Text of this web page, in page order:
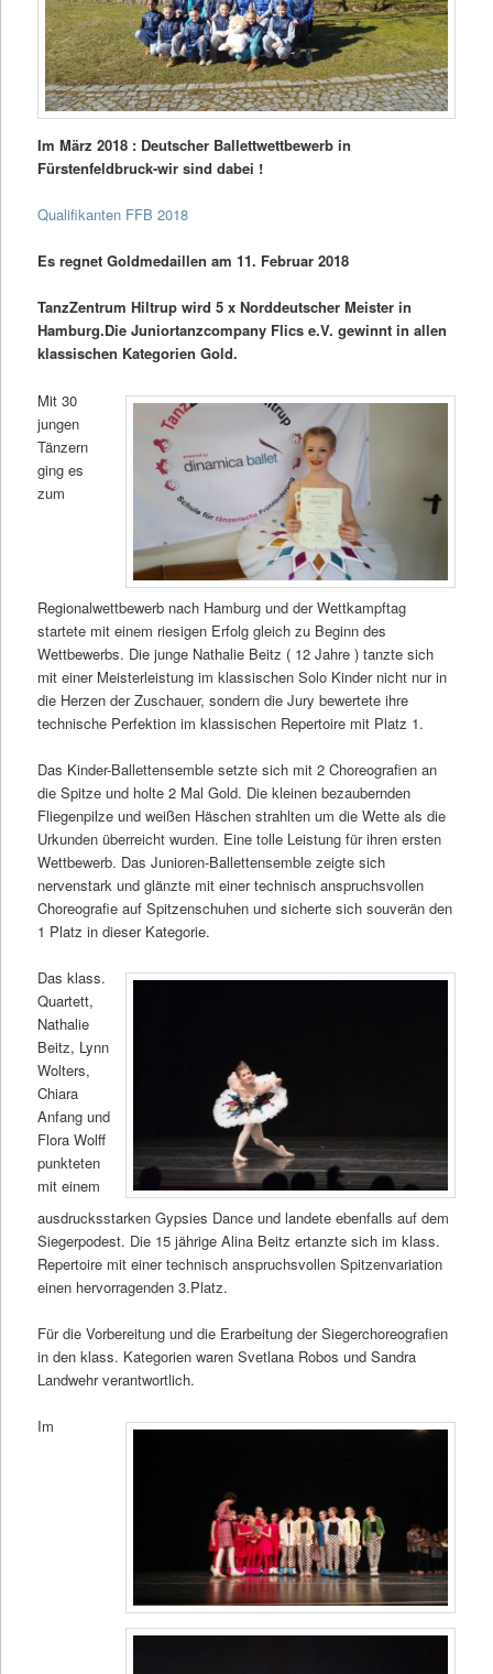
Im März 2018 : Deutscher Ballettwettbewerb in
Fürstenfeldbruck-wir sind dabei !
Qualifikanten FFB 2018
Es regnet Goldmedaillen am 11. Februar 2018
TanzZentrum Hiltrup wird 5 x Norddeutscher Meister in
Hamburg.Die Juniortanzcompany Flics e.V. gewinnt in allen
klassischen Kategorien Gold.
Mit 30
jungen
Tänzern
ging es
zum
Regionalwettbewerb nach Hamburg und der Wettkampftag
startete mit einem riesigen Erfolg gleich zu Beginn des
Wettbewerbs. Die junge Nathalie Beitz ( 12 Jahre ) tanzte sich
mit einer Meisterleistung im klassischen Solo Kinder nicht nur in
die Herzen der Zuschauer, sondern die Jury bewertete ihre
technische Perfektion im klassischen Repertoire mit Platz 1.
Das Kinder-Ballettensemble setzte sich mit 2 Choreografien an
die Spitze und holte 2 Mal Gold. Die kleinen bezaubernden
Fliegenpilze und weißen Häschen strahlten um die Wette als die
Urkunden überreicht wurden. Eine tolle Leistung für ihren ersten
Wettbewerb. Das Junioren-Ballettensemble zeigte sich
nervenstark und glänzte mit einer technisch anspruchsvollen
Choreografie auf Spitzenschuhen und sicherte sich souverän den
1 Platz in dieser Kategorie.
Das klass.
Quartett,
Nathalie
Beitz, Lynn
Wolters,
Chiara
Anfang und
Flora Wolff
punkteten
mit einem
ausdrucksstarken Gypsies Dance und landete ebenfalls auf dem
Siegerpodest. Die 15 jährige Alina Beitz ertanzte sich im klass.
Repertoire mit einer technisch anspruchsvollen Spitzenvariation
einen hervorragenden 3.Platz.
Für die Vorbereitung und die Erarbeitung der Siegerchoreografien
in den klass. Kategorien waren Svetlana Robos und Sandra
Landwehr verantwortlich.
Im